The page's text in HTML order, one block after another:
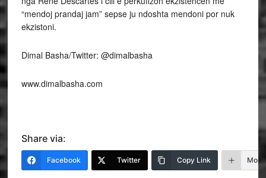
“mendoj prandaj jam” sepse ju ndoshta mendoni por nuk
ekzistoni.
Dimal Basha/Twitter: @dimalbasha
www.dimalbasha.com
Share via:
Facebook Twitter Copy Link More